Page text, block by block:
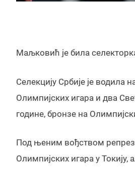
Маљковић је била
Селекцију Србије је
Олимпијских игара и два
године, бронзе на
Под њеним вођством
Олимпијских игара у